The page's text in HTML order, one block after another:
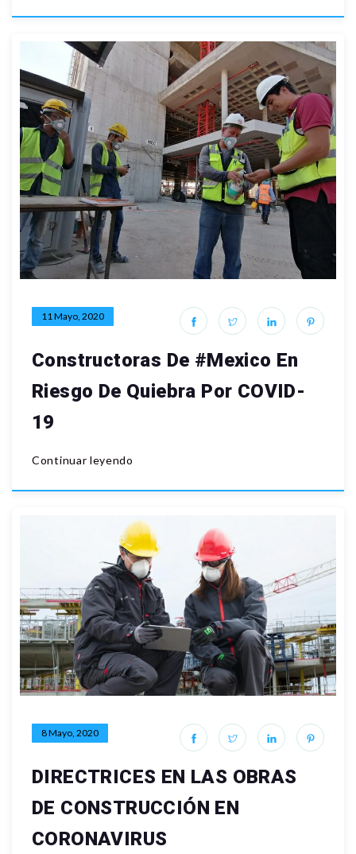
11 Mayo, 2020
Constructoras De #Mexico En
Riesgo De Quiebra Por COVID-
19
Continuar leyendo
8 Mayo, 2020
DIRECTRICES EN LAS OBRAS
DE CONSTRUCCIÓN EN
CORONAVIRUS